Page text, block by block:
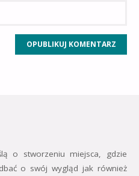
o stworzeniu miejsca, gdzie
o swój wygląd jak również